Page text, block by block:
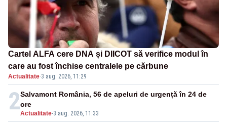
Cartel ALFA cere DNA și DIICOT să verifice modul în
care au fost închise centralele pe cărbune
Actualitate·3 aug. 2026, 11:29
2Actualitate-3 aug. 2026, 11:33
Salvamont România, 56 de apeluri de urgență în 24 de
ore